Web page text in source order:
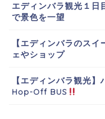
エディンバラ観光１日
で景色を一望
【エディンバラのス
ェやショップ
【エディンバラ観光
Hop-Off BUS